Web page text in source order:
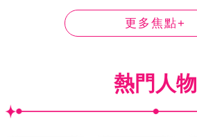
更多焦點+
熱門人物